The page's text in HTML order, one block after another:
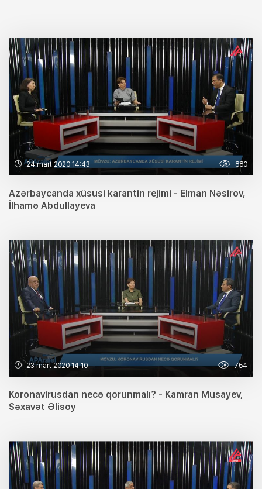
24 mart 2020 14:43 880
Azərbaycanda xüsusi karantin rejimi - Elman Nəsirov,
İlhamə Abdullayeva
23 mart 2020 14:10 754
Koronavirusdan necə qorunmalı? - Kamran Musayev,
Səxavət Əlisoy